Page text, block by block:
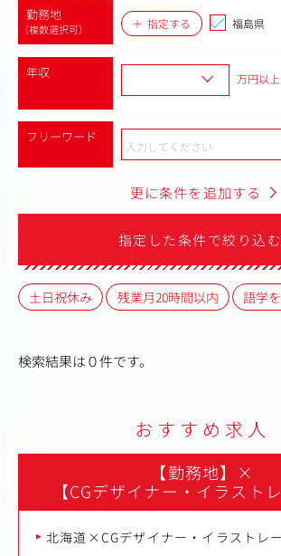
勤務地
（複数選択可） 指定する 福島県
年収 万円以上
フリーワード
更に条件を追加する
指定した条件で絞り込む
土日祝休み 残業月20時間以内 語学
検索結果は０件です。
おすすめ求人
【勤務地】
×
【CGデザイナー・イラスト
北海道×CGデザイナー・イラストレ